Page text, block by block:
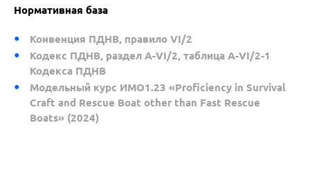
Нормативная база
Конвенция ПДНВ, правило VI/2
Кодекс ПДНВ, раздел A-VI/2, таблица A-VI/2-1
Кодекса ПДНВ
Модельный курс ИМО1.23 «Proficiency in Survival
Craft and Rescue Boat other than Fast Rescue
Boats» (2024)